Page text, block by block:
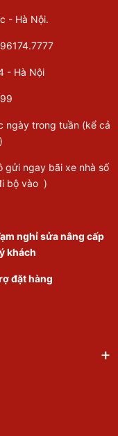
- Hà Nội.
- Hà Nội
ngày trong tuần (kể cả
gửi ngay bãi xe nhà số
bộ vào )
nghỉ sửa nâng cấp
khách
đặt hàng